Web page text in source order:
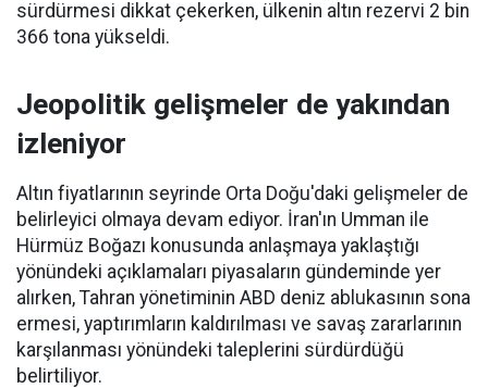
sürdürmesi dikkat çekerken, ülkenin altın rezervi 2 bin
366 tona yükseldi.
Jeopolitik gelişmeler de yakından
izleniyor
Altın fiyatlarının seyrinde Orta Doğu'daki gelişmeler de
belirleyici olmaya devam ediyor. İran'ın Umman ile
Hürmüz Boğazı konusunda anlaşmaya yaklaştığı
yönündeki açıklamaları piyasaların gündeminde yer
alırken, Tahran yönetiminin ABD deniz ablukasının sona
ermesi, yaptırımların kaldırılması ve savaş zararlarının
karşılanması yönündeki taleplerini sürdürdüğü
belirtiliyor.